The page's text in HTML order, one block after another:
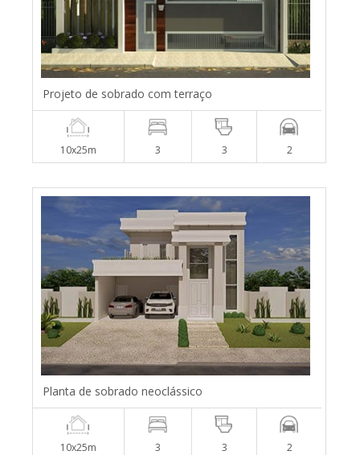
Projeto de sobrado com terraço
10x25m 3 3 2
Planta de sobrado neoclássico
10x25m 3 3 2